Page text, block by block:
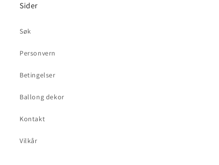
Sider
Søk
Personvern
Betingelser
Ballong dekor
Kontakt
Vilkår